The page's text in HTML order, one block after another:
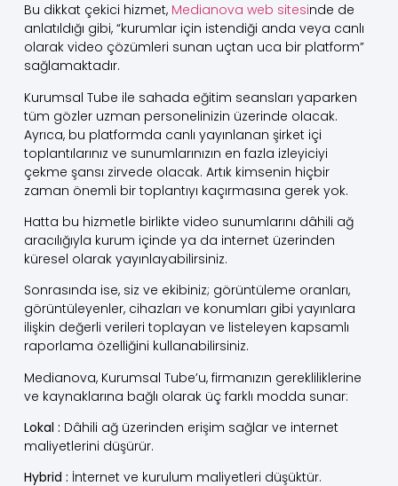
Bu dikkat çekici hizmet, Medianova web sitesinde de
anlatıldığı gibi, “kurumlar için istendiği anda veya canlı
olarak video çözümleri sunan uçtan uca bir platform”
sağlamaktadır.
Kurumsal Tube ile sahada eğitim seansları yaparken
tüm gözler uzman personelinizin üzerinde olacak.
Ayrıca, bu platformda canlı yayınlanan şirket içi
toplantılarınız ve sunumlarınızın en fazla izleyiciyi
çekme şansı zirvede olacak. Artık kimsenin hiçbir
zaman önemli bir toplantıyı kaçırmasına gerek yok.
Hatta bu hizmetle birlikte video sunumlarını dâhili ağ
aracılığıyla kurum içinde ya da internet üzerinden
küresel olarak yayınlayabilirsiniz.
Sonrasında ise, siz ve ekibiniz; görüntüleme oranları,
görüntüleyenler, cihazları ve konumları gibi yayınlara
ilişkin değerli verileri toplayan ve listeleyen kapsamlı
raporlama özelliğini kullanabilirsiniz.
Medianova, Kurumsal Tube’u, firmanızın gerekliliklerine
ve kaynaklarına bağlı olarak üç farklı modda sunar:
Lokal : Dâhili ağ üzerinden erişim sağlar ve internet
maliyetlerini düşürür.
Hybrid : İnternet ve kurulum maliyetleri düşüktür.